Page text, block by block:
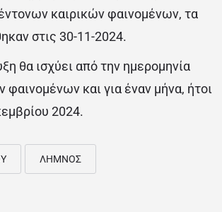
καιρικών φαινομένων, τα
στις 30-11-2024.
θα ισχύει από την ημερομηνία
και για έναν μήνα, ήτοι
2024.
ΛΗΜΝΟΣ